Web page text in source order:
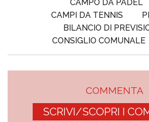
CAMPO DA PADEL
CAMPI DA TENNIS
BILANCIO DI
CONSIGLIO COMUNALE
COMMENTA
SCRIVI/SCOPRI I